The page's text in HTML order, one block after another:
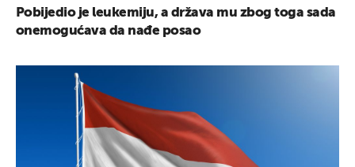
Pobijedio je leukemiju, a država mu zbog toga sada
onemogućava da nađe posao